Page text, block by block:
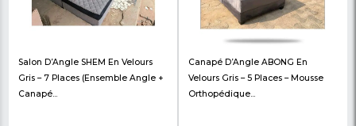
670,000 XAF
269,850 XAF
349,000 XAF